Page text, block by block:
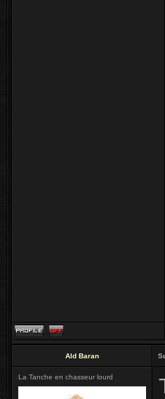
Ald Baran
La Tanche en chasseur lourd